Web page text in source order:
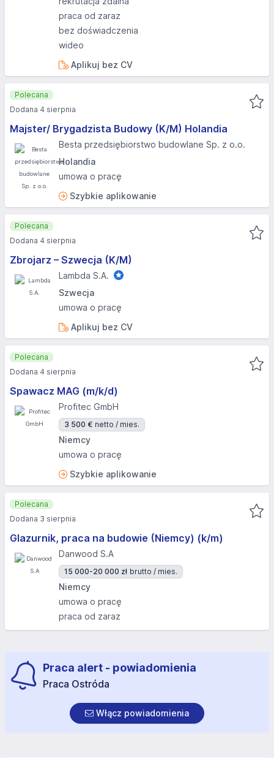
praca od zaraz
bez doświadczenia
wideo
Aplikuj bez CV
Majster/ Brygadzista Budowy (K/M) Holandia
Besta przedsiębiorstwo budowlane Sp. z o.o.
Holandia
umowa o pracę
Szybkie aplikowanie
Polecana
Dodana 4 sierpnia
Zbrojarz – Szwecja (K/M)
Lambda S.A.
Szwecja
umowa o pracę
Aplikuj bez CV
Polecana
Dodana 4 sierpnia
Spawacz MAG (m/k/d)
Profitec GmbH
3 500 € netto / mies.
Niemcy
umowa o pracę
Szybkie aplikowanie
Polecana
Dodana 4 sierpnia
Glazurnik, praca na budowie (Niemcy) (k/m)
Danwood S.A
15 000-20 000 zł brutto / mies.
Niemcy
umowa o pracę
praca od zaraz
Polecana
Dodana 3 sierpnia
Praca alert - powiadomienia
Praca Ostróda
Włącz powiadomienia